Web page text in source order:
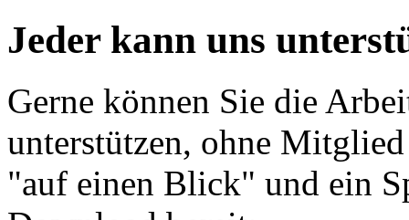
Jeder kann uns
Gerne können Sie die
unterstützen, ohne
"auf einen Blick" und ein